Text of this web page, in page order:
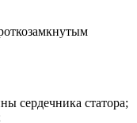
сердечника статора;